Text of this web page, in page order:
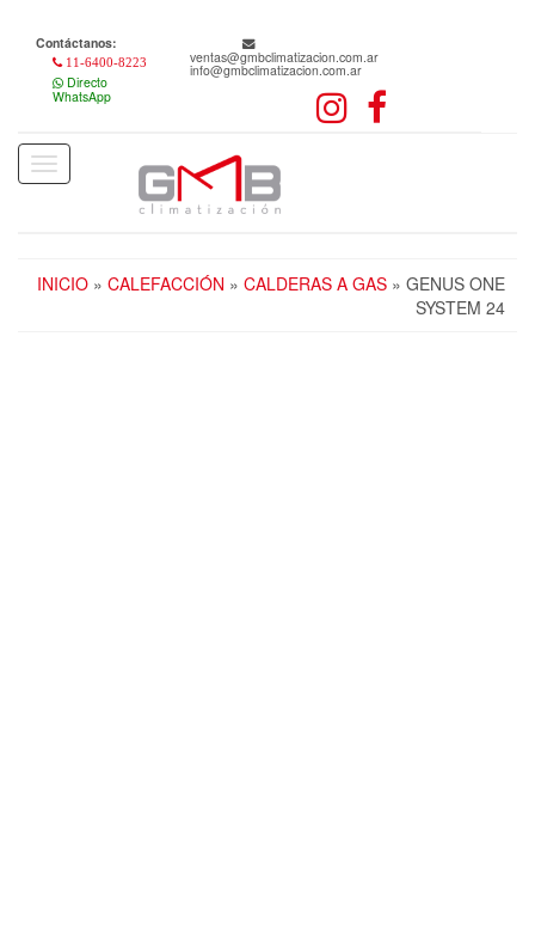
content
Contáctanos:
11-6400-8223
Directo
WhatsApp
ventas@gmbclimatizacion.com.ar
info@gmbclimatizacion.com.ar
Toggle
navigation
INICIO » CALEFACCIÓN » CALDERAS A GAS » GENUS ONE
SYSTEM 24